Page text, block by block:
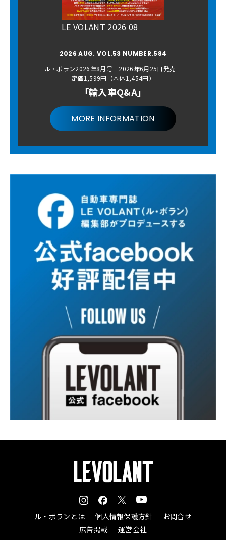
LE VOLANT 2026 08
2026 AUG. VOL.53 NUMBER.584
ル・ボラン2026年8月号 2026年6月25日発売
定価1,599円（本体1,454円）
「輸入車Q&A」
MORE INFORMATION
ル・ボランとは 個人情報保護方針
お問合せ
広告掲載
運営会社